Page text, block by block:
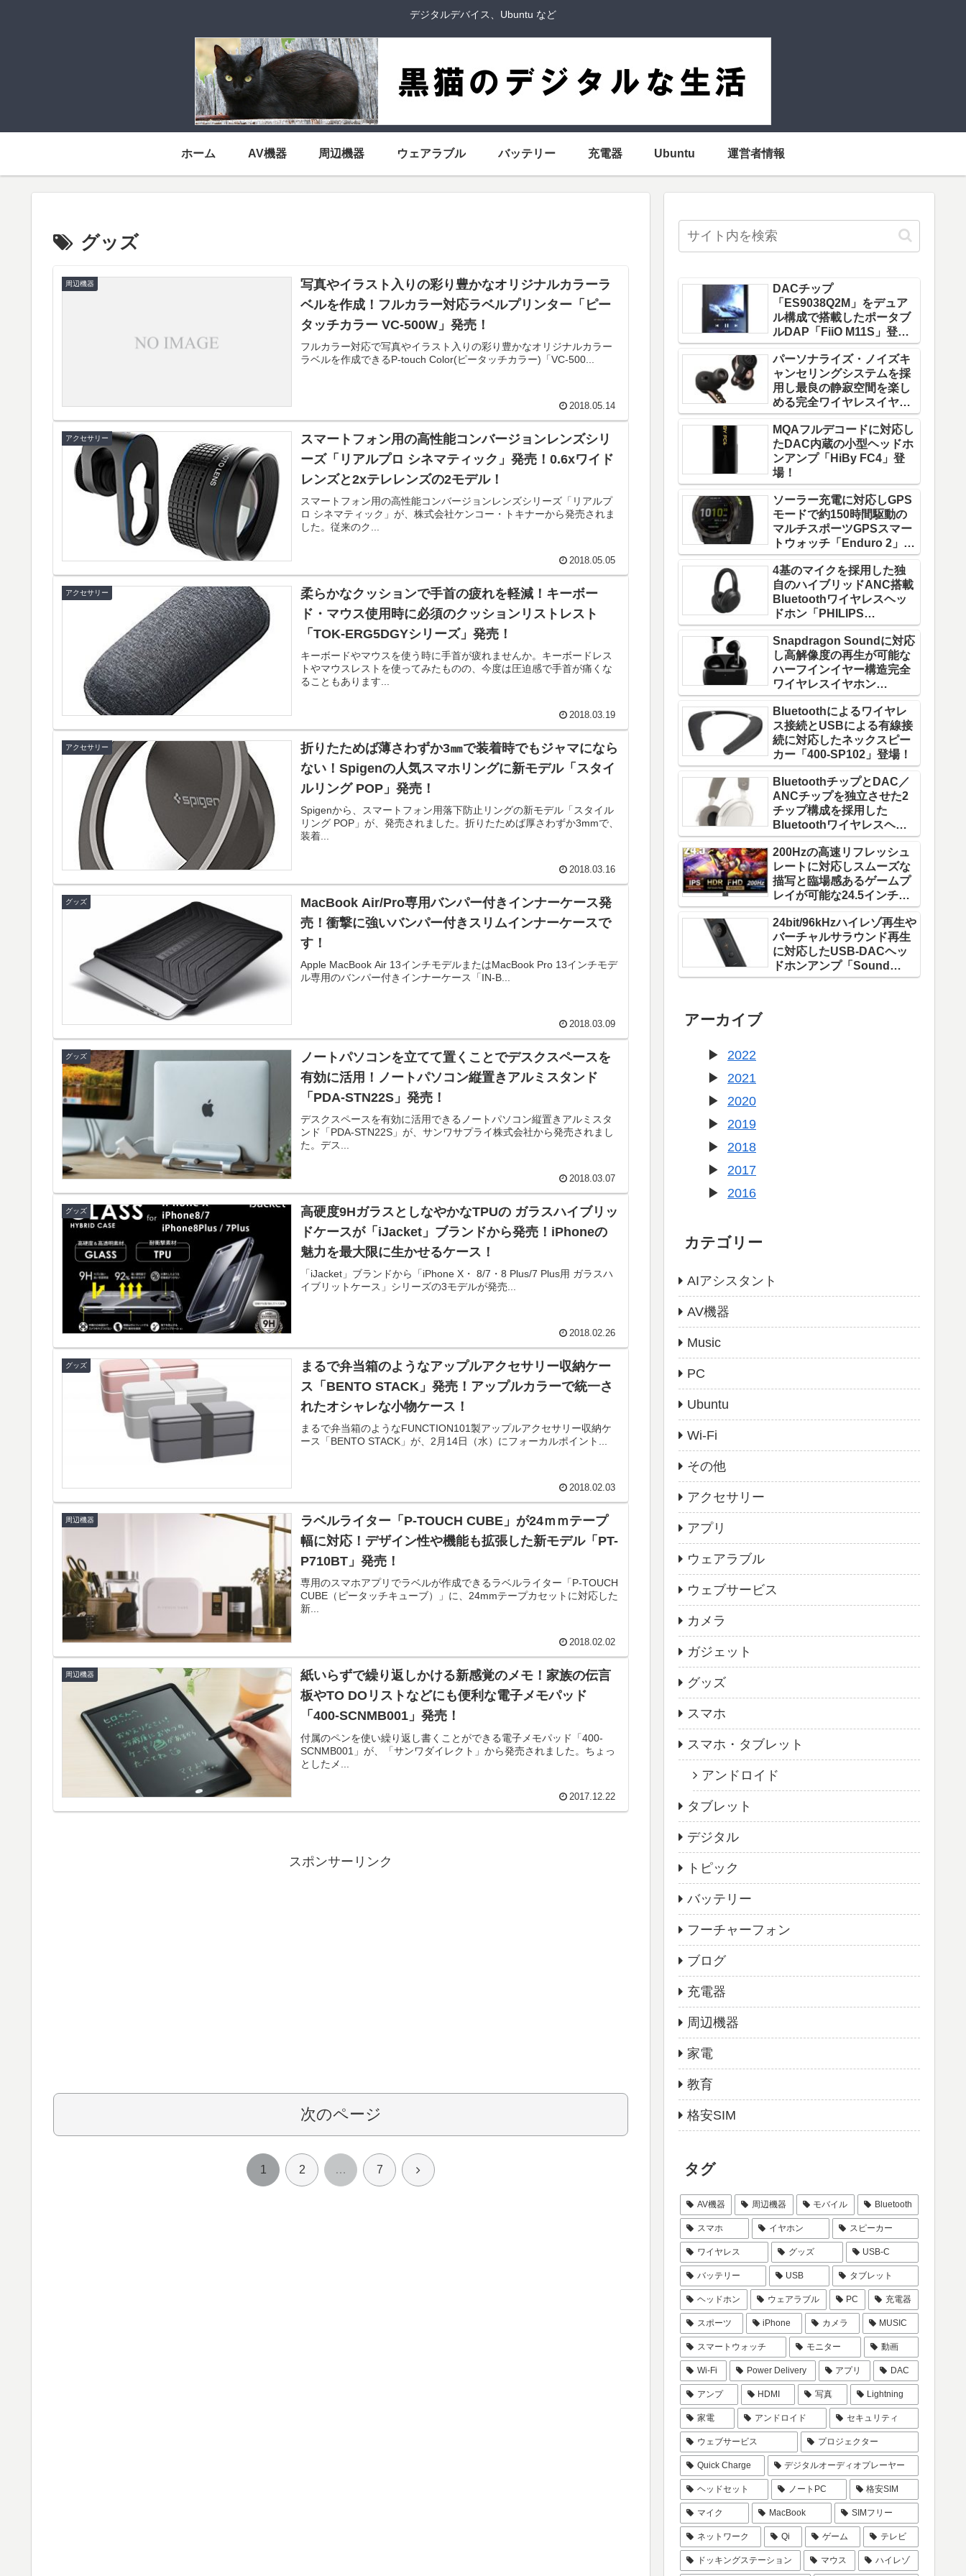
デジタルデバイス、Ubuntu など
ホーム AV機器 周辺機器 ウェアラブル バッテリー 充電器 Ubuntu 運営者情報
グッズ
周辺機器
写真やイラスト入りの彩り豊かなオリジナルカラーラ
ベルを作成！フルカラー対応ラベルプリンター「ピー
タッチカラー VC-500W」発売！
フルカラー対応で写真やイラスト入りの彩り豊かなオリジナルカラー
ラベルを作成できるP-touch Color(ピータッチカラー)「VC-500...
2018.05.14
アクセサリー
スマートフォン用の高性能コンバージョンレンズシリ
ーズ「リアルプロ シネマティック」発売！0.6xワイド
レンズと2xテレレンズの2モデル！
スマートフォン用の高性能コンバージョンレンズシリーズ「リアルプ
ロ シネマティック」が、株式会社ケンコー・トキナーから発売されま
した。従来のク...
2018.05.05
アクセサリー
柔らかなクッションで手首の疲れを軽減！キーボー
ド・マウス使用時に必須のクッションリストレスト
「TOK-ERG5DGYシリーズ」発売！
キーボードやマウスを使う時に手首が疲れませんか。キーボードレス
トやマウスレストを使ってみたものの、今度は圧迫感で手首が痛くな
ることもあります...
2018.03.19
アクセサリー
折りたためば薄さわずか3㎜で装着時でもジャマになら
ない！Spigenの人気スマホリングに新モデル「スタイ
ルリング POP」発売！
Spigenから、スマートフォン用落下防止リングの新モデル「スタイル
リング POP」が、発売されました。折りたためば厚さわずか3mmで、
装着...
2018.03.16
グッズ
MacBook Air/Pro専用バンパー付きインナーケース発
売！衝撃に強いバンパー付きスリムインナーケースで
す！
Apple MacBook Air 13インチモデルまたはMacBook Pro 13インチモデ
ル専用のバンパー付きインナーケース「IN-B...
2018.03.09
グッズ
ノートパソコンを立てて置くことでデスクスペースを
有効に活用！ノートパソコン縦置きアルミスタンド
「PDA-STN22S」発売！
デスクスペースを有効に活用できるノートパソコン縦置きアルミスタ
ンド「PDA-STN22S」が、サンワサプライ株式会社から発売されまし
た。デス...
2018.03.07
グッズ
高硬度9HガラスとしなやかなTPUの ガラスハイブリッ
ドケースが「iJacket」ブランドから発売！iPhoneの
魅力を最大限に生かせるケース！
「iJacket」ブランドから「iPhone X・ 8/7・8 Plus/7 Plus用 ガラスハ
イブリットケース」シリーズの3モデルが発売...
2018.02.26
グッズ
まるで弁当箱のようなアップルアクセサリー収納ケー
ス「BENTO STACK」発売！アップルカラーで統一さ
れたオシャレな小物ケース！
まるで弁当箱のようなFUNCTION101製アップルアクセサリー収納ケ
ース「BENTO STACK」が、2月14日（水）にフォーカルポイント...
2018.02.03
周辺機器
ラベルライター「P-TOUCH CUBE」が24ｍｍテープ
幅に対応！デザイン性や機能も拡張した新モデル「PT-
P710BT」発売！
専用のスマホアプリでラベルが作成できるラベルライター「P-TOUCH
CUBE（ピータッチキューブ）」に、24mmテープカセットに対応した
新...
2018.02.02
周辺機器
紙いらずで繰り返しかける新感覚のメモ！家族の伝言
板やTO DOリストなどにも便利な電子メモパッド
「400-SCNMB001」発売！
付属のペンを使い繰り返し書くことができる電子メモパッド「400-
SCNMB001」が、「サンワダイレクト」から発売されました。ちょっ
としたメ...
2017.12.22
スポンサーリンク
次のページ
1 2 … 7 次
DACチップ
「ES9038Q2M」をデュア
ル構成で搭載したポータブ
ルDAP「FiiO M11S」登
場！
パーソナライズ・ノイズキ
ャンセリングシステムを採
用し最良の静寂空間を楽し
める完全ワイヤレスイヤホ
ン「ATH-TWX9」登場！
MQAフルデコードに対応し
たDAC内蔵の小型ヘッドホ
ンアンプ「HiBy FC4」登
場！
ソーラー充電に対応しGPS
モードで約150時間駆動の
マルチスポーツGPSスマー
トウォッチ「Enduro 2」登
場！
4基のマイクを採用した独
自のハイブリッドANC搭載
Bluetoothワイヤレスヘッ
ドホン「PHILIPS
TAH8856」登場！
Snapdragon Soundに対応
し高解像度の再生が可能な
ハーフインイヤー構造完全
ワイヤレスイヤホン
「W220T」登場！
Bluetoothによるワイヤレ
ス接続とUSBによる有線接
続に対応したネックスピー
カー「400-SP102」登場！
BluetoothチップとDAC／
ANCチップを独立させた2
チップ構成を採用した
Bluetoothワイヤレスヘッ
ドホン「MOMENTUM 4
Wireless」登場！
200Hzの高速リフレッシュ
レートに対応しスムーズな
描写と臨場感あるゲームプ
レイが可能な24.5インチゲ
ーミングモニター「FFF-
LD25G5」登場！
24bit/96kHzハイレゾ再生や
バーチャルサラウンド再生
に対応したUSB-DACヘッ
ドホンアンプ「Sound
Blaster X1」登場！
アーカイブ
2022
2021
2020
2019
2018
2017
2016
カテゴリー
AIアシスタント
AV機器
Music
PC
Ubuntu
Wi-Fi
その他
アクセサリー
アプリ
ウェアラブル
ウェブサービス
カメラ
ガジェット
グッズ
スマホ
スマホ・タブレット
アンドロイド
タブレット
デジタル
トピック
バッテリー
フーチャーフォン
ブログ
充電器
周辺機器
家電
教育
格安SIM
タグ
AV機器 周辺機器 モバイル Bluetooth
スマホ イヤホン スピーカー
ワイヤレス グッズ USB-C
バッテリー USB タブレット
ヘッドホン ウェアラブル PC 充電器
スポーツ iPhone カメラ MUSIC
スマートウォッチ モニター 動画
Wi-Fi Power Delivery アプリ DAC
アンプ HDMI 写真 Lightning
家電 アンドロイド セキュリティ
ウェブサービス プロジェクター
Quick Charge デジタルオーディオプレーヤー
ヘッドセット ノートPC 格安SIM
マイク MacBook SIMフリー
ネットワーク Qi ゲーム テレビ
ドッキングステーション マウス ハイレゾ